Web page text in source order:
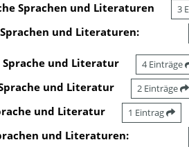
Sprachen und Literaturen 3
und Literaturen:
Sprache und Literatur 4 Einträge
und Literatur 2 Einträge
und Literatur 1 Eintrag
und Literaturen: